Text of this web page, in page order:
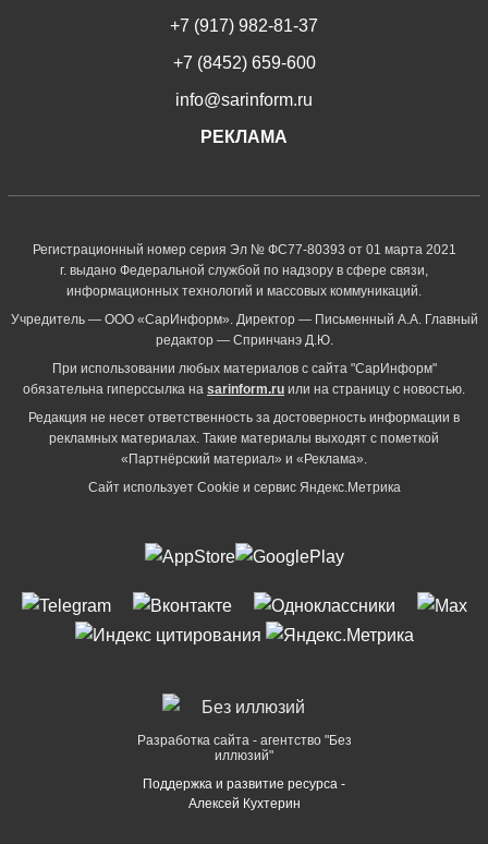
+7 (917) 982-81-37
+7 (8452) 659-600
info@sarinform.ru
РЕКЛАМА
Регистрационный номер серия Эл № ФС77-80393 от 01 марта 2021
г. выдано Федеральной службой по надзору в сфере связи,
информационных технологий и массовых коммуникаций.
Учредитель — ООО «СарИнформ». Директор — Письменный А.А. Главный
редактор — Спринчанэ Д.Ю.
При использовании любых материалов с сайта "СарИнформ"
обязательна гиперссылка на sarinform.ru или на страницу с новостью.
Редакция не несет ответственность за достоверность информации в
рекламных материалах. Такие материалы выходят с пометкой
«Партнёрский материал» и «Реклама».
Сайт использует Cookie и сервиc Яндекс.Метрика
Разработка сайта - агентство "Без
иллюзий"
Поддержка и развитие ресурса -
Алексей Кухтерин